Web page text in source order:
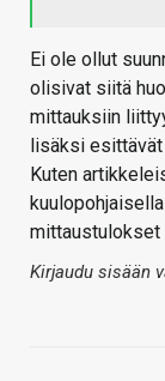
Ei ole ollut
olisivat siitä
mittauksiin
lisäksi
Kuten
mittaustulokset
Kirjaudu sisään